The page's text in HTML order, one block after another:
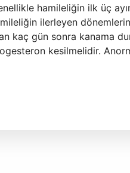
hamileliğin ilk üç
ilerleyen
kaç gün sonra kanama
kesilmelidir.